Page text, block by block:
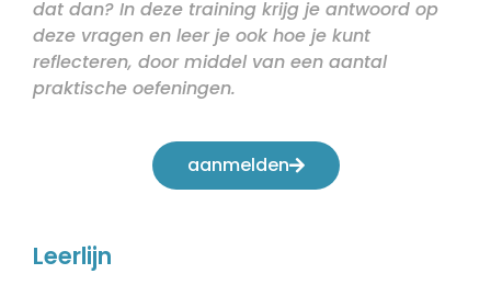
dat dan? In deze training krijg je antwoord op
deze vragen en leer je ook hoe je kunt
reflecteren, door middel van een aantal
praktische oefeningen.
aanmelden
Leerlijn